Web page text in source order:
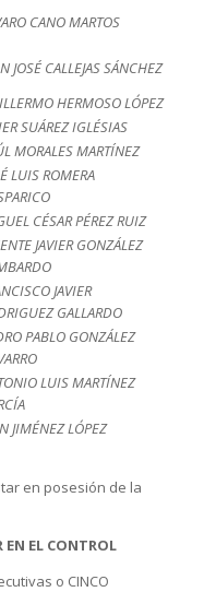
CANO MARTOS
JOSÉ CALLEJAS SÁNCHEZ
HERMOSO LÓPEZ
SUÁREZ IGLÉSIAS
MORALES MARTÍNEZ
LUIS ROMERA
CÉSAR PÉREZ RUIZ
JAVIER GONZÁLEZ
JAVIER
GALLARDO
PABLO GONZÁLEZ
LUIS MARTÍNEZ
JIMÉNEZ LÓPEZ
en posesión de la
EL CONTROL
o CINCO